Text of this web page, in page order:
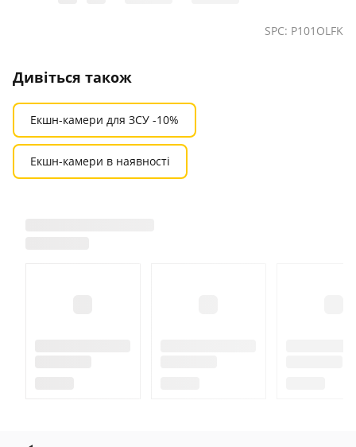
SPC: P101OLFK
Дивіться також
Екшн-камери для ЗСУ -10%
Екшн-камери в наявності